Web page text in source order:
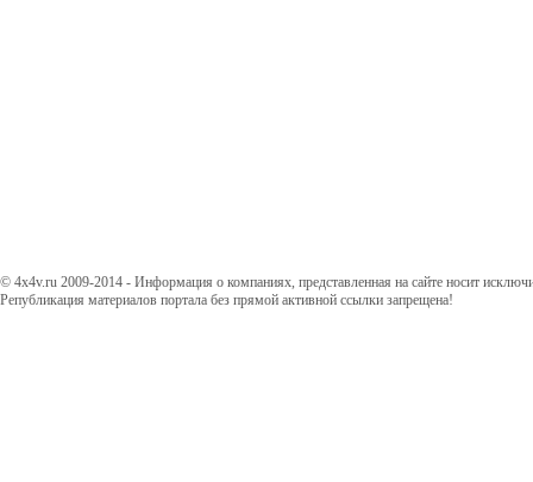
© 4x4v.ru 2009-2014 - Информация о компаниях, представленная на сайте носит
Републикация материалов портала без прямой активной ссылки запрещена!